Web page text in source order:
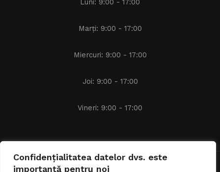
Confidențialitatea datelor dvs. este
importantă pentru noi
Luni: 9:00 - 17:00
Marți: 9:00 - 17:00
Miercuri: 9:00 - 17:00
Joi: 9:00 - 17:00
Vineri: 9:00 - 17:00
Avocat Alexandru IACOB © 2024 - 2026 | Toate drepturile